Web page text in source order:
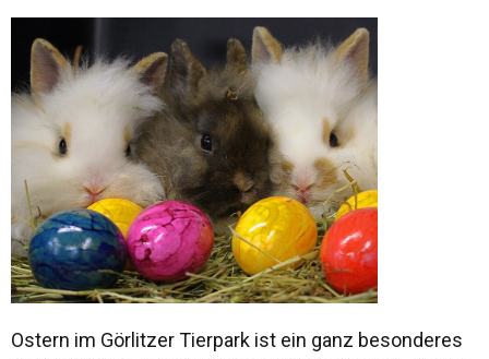
Ostern im Görlitzer Tierpark ist ein ganz besonderes